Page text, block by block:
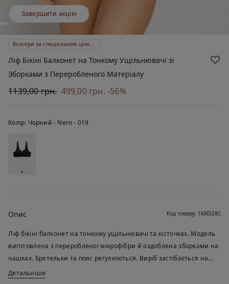
Завершити акцію
Боксери за спеціальною ціною 399 ₴
Ліф Бікіні Балконет на Тонкому Ущільнювачі зі
Зборками з Переробленого Матеріалу
1139,00 грн. 499,00 грн.-56%
Колір: Чорний - Nero - 019
Опис Код товару: 1KRI328C
Ліф бікіні балконет на тонкому ущільнювачі та кісточках. Модель
виготовлена з переробленої мікрофібри й оздоблена зборками на
чашках. Бретельки та пояс регулюються. Виріб застібається на
гачок на спині.
Тканина цього виробу містить сертифіковане перероблене
Детальніше